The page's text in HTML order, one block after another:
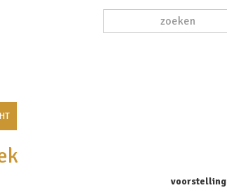
voorstelling